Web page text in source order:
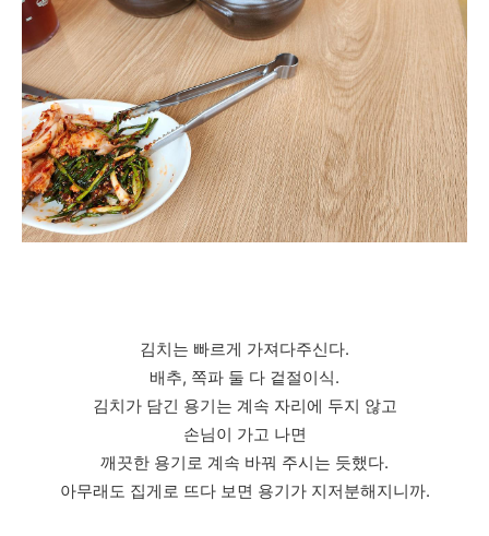
김치는 빠르게 가져다주신다.
배추, 쪽파 둘 다 겉절이식.
김치가 담긴 용기는 계속 자리에 두지 않고
손님이 가고 나면
깨끗한 용기로 계속 바꿔 주시는 듯했다.
아무래도 집게로 뜨다 보면 용기가 지저분해지니까.